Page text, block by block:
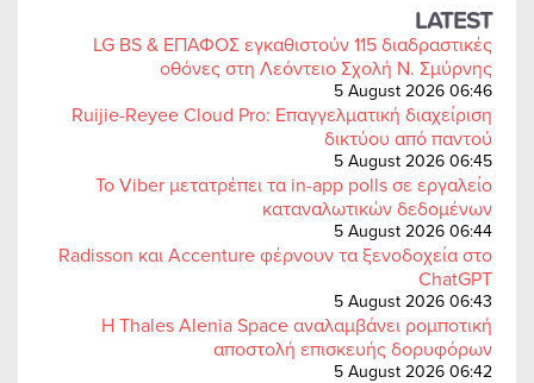
LATEST
LG BS & ΕΠΑΦΟΣ εγκαθιστούν 115 διαδραστικές
οθόνες στη Λεόντειο Σχολή Ν. Σμύρνης
5 August 2026 06:46
Ruijie-Reyee Cloud Pro: Επαγγελματική διαχείριση
δικτύου από παντού
5 August 2026 06:45
Το Viber μετατρέπει τα in-app polls σε εργαλείο
καταναλωτικών δεδομένων
5 August 2026 06:44
Radisson και Accenture φέρνουν τα ξενοδοχεία στο
ChatGPT
5 August 2026 06:43
Η Thales Alenia Space αναλαμβάνει ρομποτική
αποστολή επισκευής δορυφόρων
5 August 2026 06:42